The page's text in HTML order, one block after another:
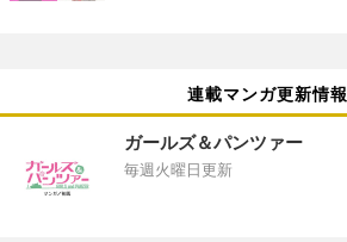
連載マンガ更新情報
ガールズ＆パンツァー
毎週火曜日更新